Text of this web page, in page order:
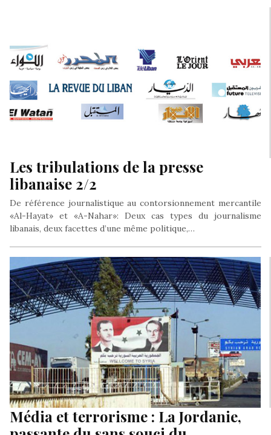
Les tribulations de la presse
libanaise 2/2
De référence journalistique au contorsionnement mercantile
«Al-Hayat» et «A-Nahar»: Deux cas types du journalisme
libanais, deux facettes d’une même politique,…
Média et terrorisme : La Jordanie,